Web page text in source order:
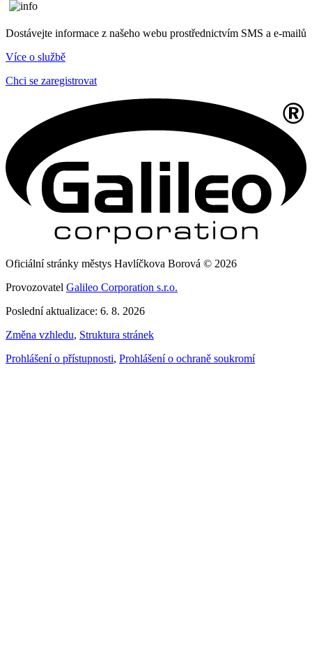
Dostávejte informace z našeho webu prostřednictvím SMS a e-mailů
Více o službě
Chci se zaregistrovat
Oficiální stránky městys Havlíčkova Borová © 2026
Provozovatel Galileo Corporation s.r.o.
Poslední aktualizace: 6. 8. 2026
Změna vzhledu, Struktura stránek
Prohlášení o přístupnosti, Prohlášení o ochraně soukromí